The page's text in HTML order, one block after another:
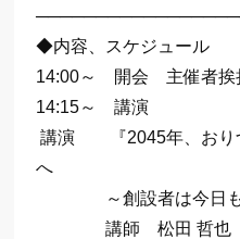
◆内容、スケジュール
14:00～ 開会 主催者挨
14:15～ 講演
講演 『2045年、おり
へ
～創設者は今日も新
講師 松田 哲也